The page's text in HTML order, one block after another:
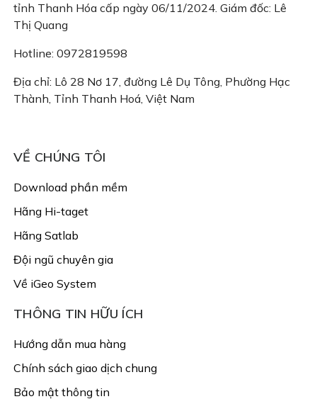
tỉnh Thanh Hóa cấp ngày 06/11/2024. Giám đốc: Lê
Thị Quang
Hotline: 0972819598
Địa chỉ: Lô 28 Nơ 17, đường Lê Dụ Tông, Phường Hạc
Thành, Tỉnh Thanh Hoá, Việt Nam
VỀ CHÚNG TÔI
Download phần mềm
Hãng Hi-taget
Hãng Satlab
Đội ngũ chuyên gia
Về iGeo System
THÔNG TIN HỮU ÍCH
Hướng dẫn mua hàng
Chính sách giao dịch chung
Bảo mật thông tin